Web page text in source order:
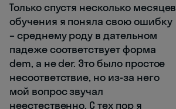
Только спустя несколько месяцев
обучения я поняла свою ошибку
– среднему роду в дательном
падеже соответствует форма
dem, а не der. Это было простое
несоответствие, но из-за него
мой вопрос звучал
неестественно. С тех пор я